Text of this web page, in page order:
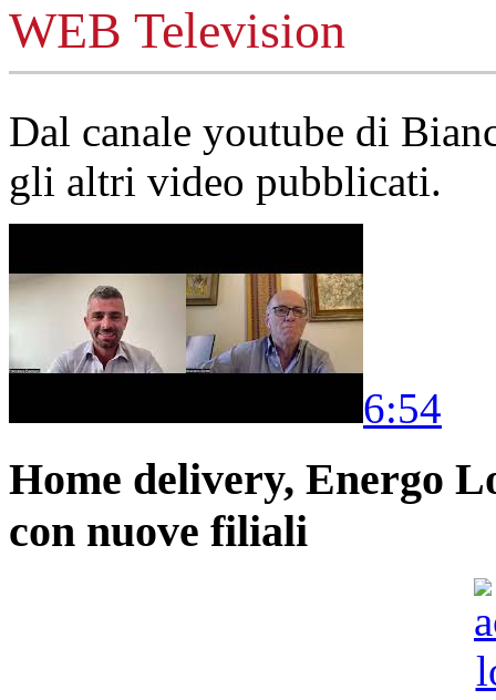
WEB Television
Dal canale youtube di
gli altri video pubblicati.
6:54
Home delivery, Energo
con nuove filiali